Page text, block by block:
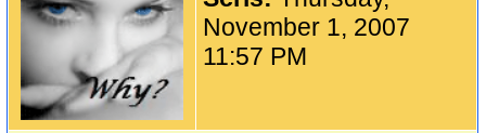
November 1, 2007
11:57 PM